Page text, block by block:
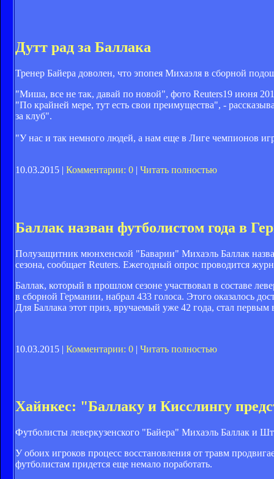
Дутт рад за Баллака
Тренер Байера доволен, что эпопея Михаэля в сборной
"Миша, все не так, давай по новой", фото Reuters19 июня
"По крайней мере, тут есть свои преимущества", -
за клуб".
"У нас и так немного людей, а нам еще в Лиге чемпионов
10.03.2015 | Комментарии: 0 | Читать полностью
Баллак назван футболистом года в
Полузащитник мюнхенской "Баварии" Михаэль Баллак
сезона, сообщает Reuters. Ежегодный опрос проводится
Баллак, который в прошлом сезоне участвовал в составе
в сборной Германии, набрал 433 голоса. Этого оказалось
Для Баллака этот приз, вручаемый уже 42 года, стал первым
10.03.2015 | Комментарии: 0 | Читать полностью
Хайнкес: "Баллаку и Кисслингу
Футболисты леверкузенского "Байера" Михаэль Баллак и
У обоих игроков процесс восстановления от травм
футболистам придется еще немало поработать.